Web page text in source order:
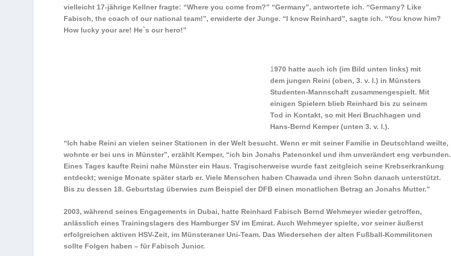
vielleicht 17-jährige Kellner fragte: “Where you come from?” “Germany”, antwortete ich. “Germany? Like
Fabisch,the coach of our national team!”, erwiderte der Junge. “I know Reinhard”, sagte ich. “You know him?
How lucky your are! He`s our hero!”
1970 hatte auch ich (im Bild unten links) mit
dem jungen Reini (oben, 3. v. l.) in Münsters
Studenten-Mannschaft zusammengespielt. Mit
einigen Spielern blieb Reinhard bis zu seinem
Tod in Kontakt, so mit Heri Bruchhagen und
Hans-Bernd Kemper (unten 3. v. l.).
“Ich habe Reini an vielen seiner Stationen in der Welt besucht. Wenn er mit seiner Familie in Deutschland weilte,
wohnte er bei uns in Münster”, erzählt Kemper, “ich bin Jonahs Patenonkel und ihm unverändert eng verbunden.
Eines Tages kaufte Reini nahe Münster ein Haus. Tragischerweise wurde fast zeitgleich seine Krebserkrankung
entdeckt; wenige Monate später starb er. Viele Menschen haben Chawada und ihren Sohn danach unterstützt.
Bis zu dessen 18. Geburtstag überwies zum Beispiel der DFB einen monatlichen Betrag an Jonahs Mutter.”
2003, während seines Engagements in Dubai, hatte Reinhard Fabisch Bernd Wehmeyer wieder getroffen,
anlässlich eines Trainingslagers des Hamburger SV im Emirat. Auch Wehmeyer spielte, vor seiner äußerst
erfolgreichen aktiven HSV-Zeit, im Münsteraner Uni-Team. Das Wiedersehen der alten Fußball-Kommilitonen
sollte Folgen haben – für Fabisch Junior.